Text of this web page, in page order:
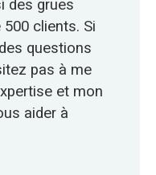
des grues
clients. Si
questions
pas à me
et mon
aider à